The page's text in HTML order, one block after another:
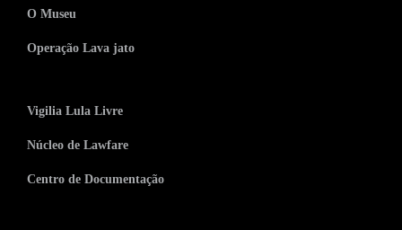
O Museu
Operação Lava jato
Vigilia Lula Livre
Núcleo de Lawfare
Centro de Documentação